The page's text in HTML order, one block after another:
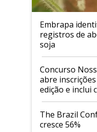
Embrapa
registros de
soja
Concurso
abre
edição e inclui
cafés
The Brazil
cresce 56%